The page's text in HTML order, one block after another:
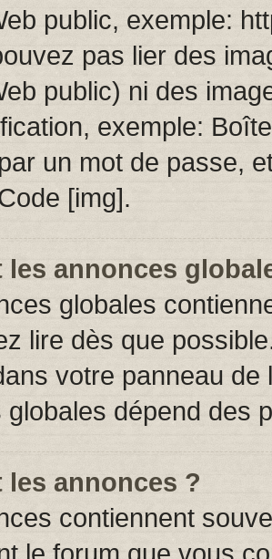
public, exemple:
pas lier des
public) ni des
exemple:
un mot de passe,
[img].
les annonces
globales
lire dès que
votre panneau de
dépend des
les annonces ?
contiennent